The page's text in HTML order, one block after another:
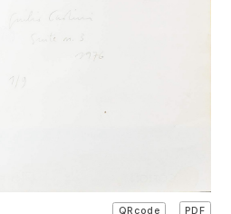
QRcode PDF